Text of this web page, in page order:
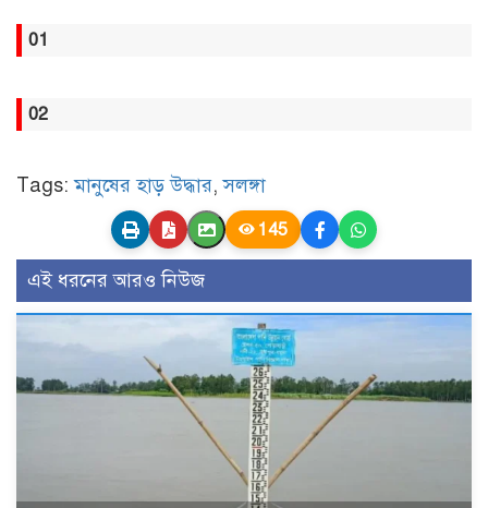
01
02
Tags:মানুষের হাড় উদ্ধার,সলঙ্গা
145
এই ধরনের আরও নিউজ